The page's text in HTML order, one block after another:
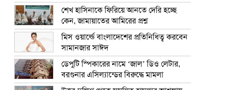
শেখ হাসিনাকে ফিরিয়ে আনতে দেরি হচ্ছে
কেন, জামায়াতের আমিরের প্রশ্ন
মিস ওয়ার্ল্ডে বাংলাদেশের প্রতিনিধিত্ব করবেন
সামানজার সাঈদ
ডেপুটি স্পিকারের নামে ‘জাল’ ডিও লেটার,
বরগুনার এসিল্যান্ডের বিরুদ্ধে মামলা